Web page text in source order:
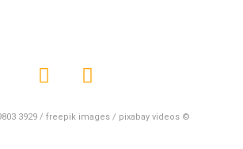
3929 / freepik images / pixabay videos ©